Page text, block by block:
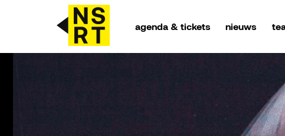
agenda & tickets nieuws